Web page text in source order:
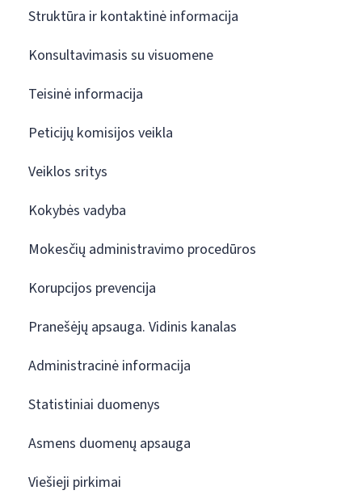
Struktūra ir kontaktinė informacija
Konsultavimasis su visuomene
Teisinė informacija
Peticijų komisijos veikla
Veiklos sritys
Kokybės vadyba
Mokesčių administravimo procedūros
Korupcijos prevencija
Pranešėjų apsauga. Vidinis kanalas
Administracinė informacija
Statistiniai duomenys
Asmens duomenų apsauga
Viešieji pirkimai